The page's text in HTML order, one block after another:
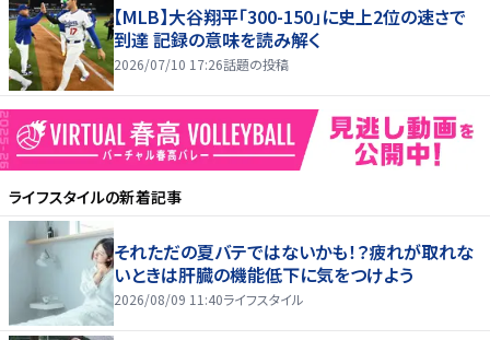
【MLB】大谷翔平「300-150」に史上2位の速さで
到達 記録の意味を読み解く
2026/07/10 17:26話題の投稿
ライフスタイルの新着記事
それただの夏バテではないかも！？疲れが取れな
いときは肝臓の機能低下に気をつけよう
2026/08/09 11:40ライフスタイル